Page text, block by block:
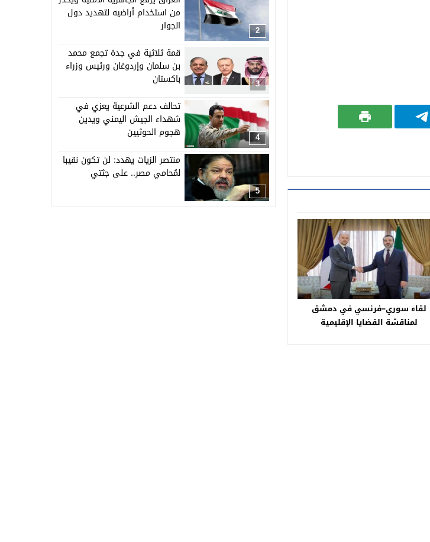
لقاء سوري–فرنسي في دمشق
لمناقشة القضايا الإقليمية
2
من استخدام أراضيه لتهديد دول
الجوار
3
قمة ثلاثية في جدة تجمع محمد
بن سلمان وإردوغان ورئيس وزراء
باكستان
4
تحالف دعم الشرعية يعزي في
شهداء الجيش اليمني ويدين
هجوم الحوثيين
5
منتصر الزيات يهدد: لن تكون نقيبا
لمُحامي مصر.. على جثتي